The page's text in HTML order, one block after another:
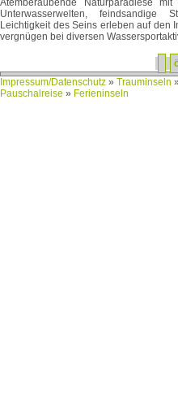
Atemberaubende Naturparadiese
Unterwasserwelten, feindsandige
Leichtigkeit des Seins erleben auf den
vergnügen bei diversen
Impressum/Datenschutz » Trauminseln »
Pauschalreise » Ferieninseln